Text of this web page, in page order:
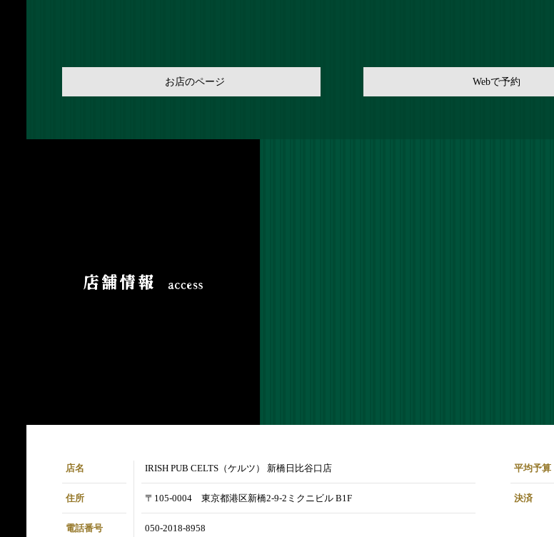
お店のページ Webで予約
店名 IRISH PUB CELTS（ケルツ） 新橋日比谷口店
住所 〒105-0004 東京都港区新橋2-9-2ミクニビル B1F
電話番号 050-2018-8958
平均予算
決済